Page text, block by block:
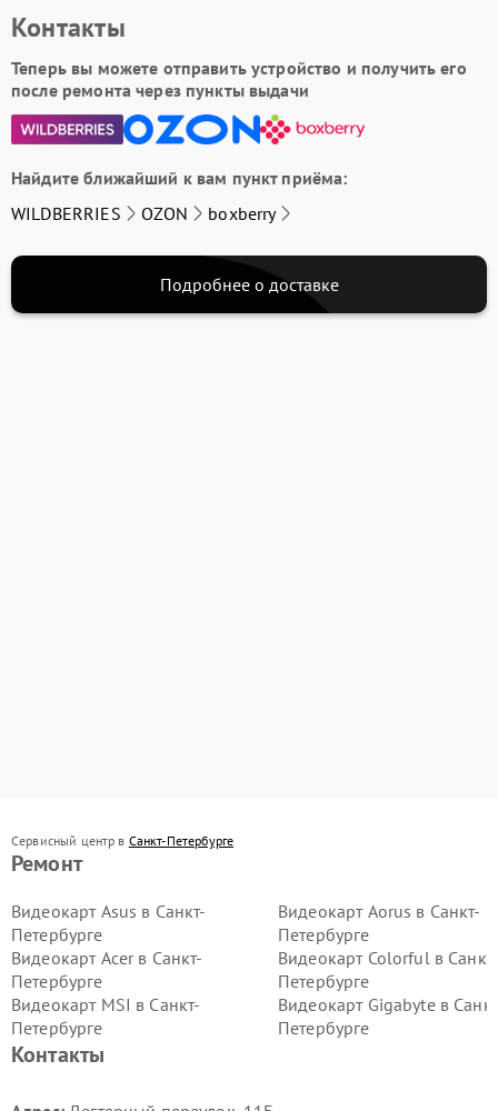
Контакты
Теперь вы можете отправить устройство и получить его
после ремонта через пункты выдачи
Найдите ближайший к вам пункт приёма:
WILDBERRIES
OZON boxberry
Подробнее о доставке
Сервисный центр в Санкт-Петербурге
Ремонт
Видеокарт Asus в Санкт-
Петербурге
Видеокарт Acer в Санкт-
Петербурге
Видеокарт MSI в Санкт-
Петербурге
Видеокарт Aorus в Санкт-
Петербурге
Видеокарт Colorful в
Петербурге
Видеокарт Gigabyte в
Петербурге
Контакты